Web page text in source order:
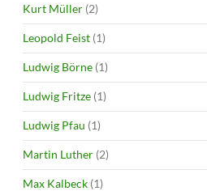
Kurt Müller (2)
Leopold Feist (1)
Ludwig Börne (1)
Ludwig Fritze (1)
Ludwig Pfau (1)
Martin Luther (2)
Max Kalbeck (1)